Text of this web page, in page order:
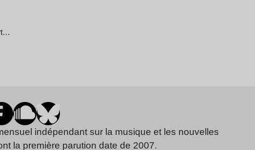
indépendant sur la musique et les nouvelles
la première parution date de 2007.